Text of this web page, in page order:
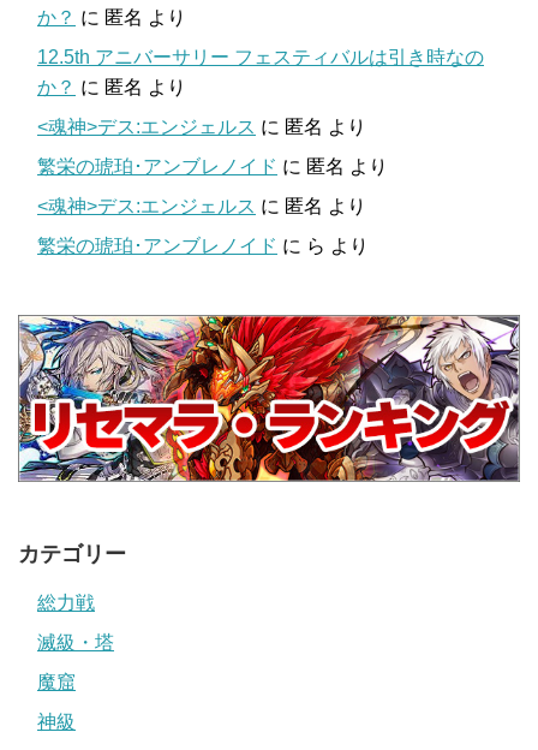
か？ に 匿名 より
12.5th アニバーサリー フェスティバルは引き時なの
か？ に 匿名 より
<魂神>デス:エンジェルス に 匿名 より
繁栄の琥珀･アンブレノイド に 匿名 より
<魂神>デス:エンジェルス に 匿名 より
繁栄の琥珀･アンブレノイド に ら より
カテゴリー
総力戦
滅級・塔
魔窟
神級